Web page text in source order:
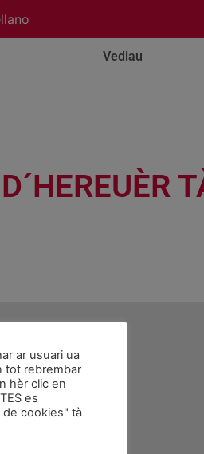
Vediau
ar usuari ua
tot rebrembar
hèr clic en
es
de cookies" tà